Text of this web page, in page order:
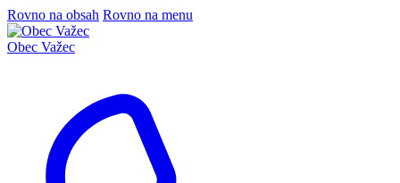
Rovno na obsah Rovno na menu
Obec Važec